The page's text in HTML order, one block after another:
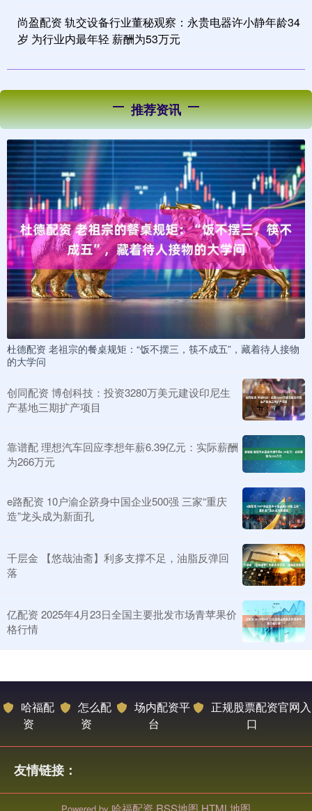
尚盈配资 轨交设备行业董秘观察：永贵电器许小静年龄34
岁 为行业内最年轻 薪酬为53万元
推荐资讯
杜德配资 老祖宗的餐桌规矩：“饭不摆三，筷不成五”，藏着待人接物
的大学问
创同配资 博创科技：投资3280万美元建设印尼生
产基地三期扩产项目
靠谱配 理想汽车回应李想年薪6.39亿元：实际薪酬
为266万元
e路配资 10户渝企跻身中国企业500强 三家“重庆
造”龙头成为新面孔
千层金 【悠哉油斋】利多支撑不足，油脂反弹回
落
亿配资 2025年4月23日全国主要批发市场青苹果价
格行情
哈福配
资
怎么配
资
场内配资平
台
正规股票配资官网入
口
友情链接：
哈福配资 RSS地图 HTML地图